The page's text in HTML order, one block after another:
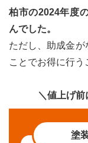
柏市の2024年度
んでした。
ただし、助成金
ことでお得に行う
＼値上げ
塗